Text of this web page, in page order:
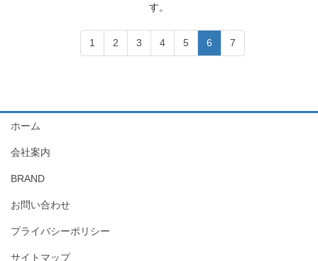
す。
1 2 3 4 5 6 7
ホーム
会社案内
BRAND
お問い合わせ
プライバシーポリシー
サイトマップ